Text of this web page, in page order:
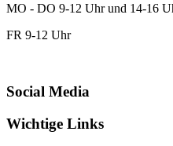
MO - DO 9-12 Uhr und 14-16
FR 9-12 Uhr
Social Media
Wichtige Links